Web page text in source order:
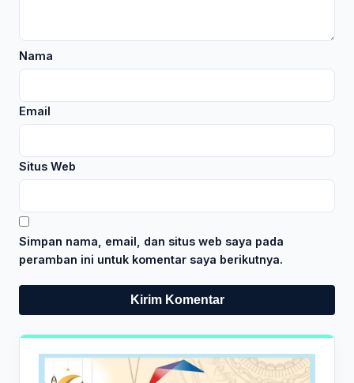
Nama
Email
Situs Web
Simpan nama, email, dan situs web saya pada
peramban ini untuk komentar saya berikutnya.